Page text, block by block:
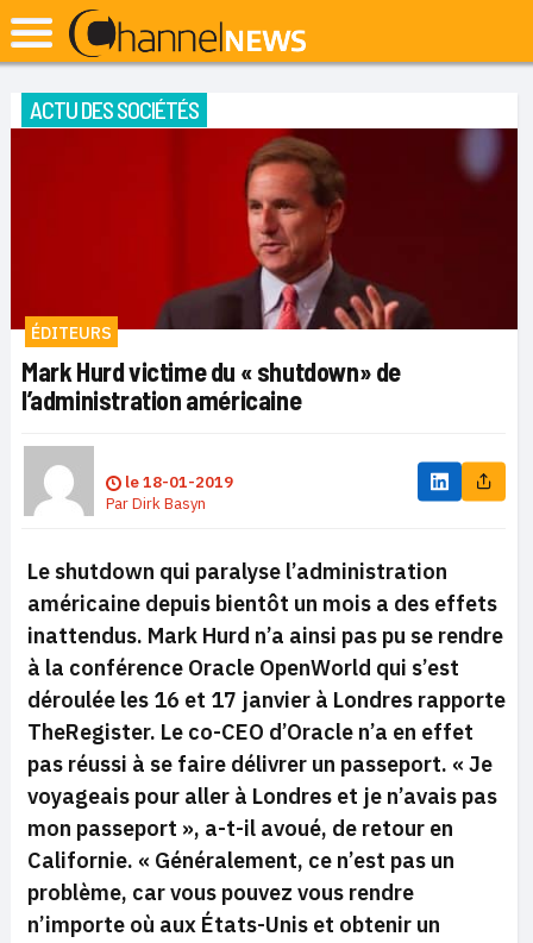
ACTU DES SOCIÉTÉS
ÉDITEURS
Mark Hurd victime du « shutdown» de
l’administration américaine
le18-01-2019
ParDirk Basyn
Le shutdown qui paralyse l’administration
américaine depuis bientôt un mois a des effets
inattendus. Mark Hurd n’a ainsi pas pu se rendre
à la conférence Oracle OpenWorld qui s’est
déroulée les 16 et 17 janvier à Londres rapporte
TheRegister. Le co-CEO d’Oracle n’a en effet
pas réussi à se faire délivrer un passeport. « Je
voyageais pour aller à Londres et je n’avais pas
mon passeport », a-t-il avoué, de retour en
Californie. « Généralement, ce n’est pas un
problème, car vous pouvez vous rendre
n’importe où aux États-Unis et obtenir un